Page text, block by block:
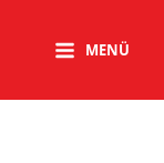
MENÜ